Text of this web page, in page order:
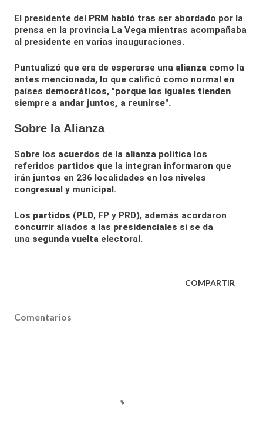
El presidente del PRM habló tras ser abordado por la
prensa en la provincia La Vega mientras acompañaba
al presidente en varias inauguraciones.
Puntualizó que era de esperarse una alianza como la
antes mencionada, lo que calificó como normal en
países democráticos, "porque los iguales tienden
siempre a andar juntos, a reunirse".
Sobre la Alianza
Sobre los acuerdos de la alianza política los
referidos partidos que la integran informaron que
irán juntos en 236 localidades en los niveles
congresual y municipal.
Los partidos (PLD, FP y PRD), además acordaron
concurrir aliados a las presidenciales si se da
una segunda vuelta electoral.
COMPARTIR
Comentarios